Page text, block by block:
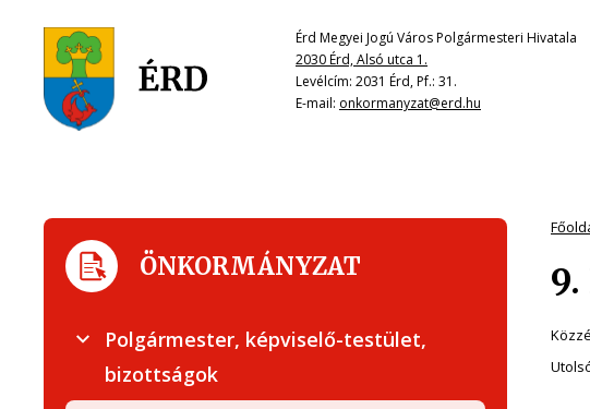
Érd Megyei Jogú Város Polgármesteri Hivatala
2030 Érd, Alsó utca 1.
Levélcím: 2031 Érd, Pf.: 31.
E-mail: onkormanyzat@erd.hu
ÖNKORMÁNYZAT
Polgármester, képviselő-testület,
bizottságok